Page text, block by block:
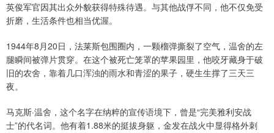
英俊军官因其出众外貌获得特殊待遇。与其他战俘不同，他不仅免受
折磨，生活条件也相当优渥。
1944年8月20日，法莱斯包围圈内，一颗榴弹撕裂了空气，温舍的左
腿瞬间被弹片贯穿。在这个被死亡笼罩的苹果园里，他咬牙藏身于破
旧的农舍，靠着几口浑浊的雨水和青涩的果子，硬生生撑了三天三
夜。
马克斯·温舍，这个名字在纳粹的宣传语境下，曾是“完美雅利安战
士”的代名词。他有着1.88米的挺拔身躯，金发在战火中显得格外刺